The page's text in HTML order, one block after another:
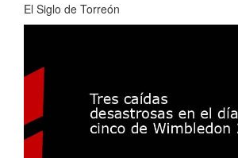
El Siglo de Torreón